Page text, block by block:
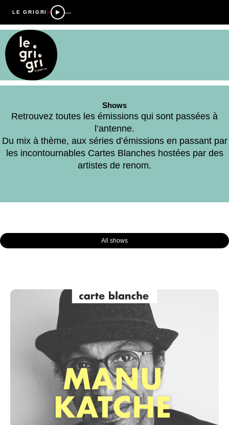
LE GRIGRI —
Shows
Retrouvez toutes les émissions qui sont passées à
l’antenne.
Du mix à thème, aux séries d’émissions en passant par
les incontournables Cartes Blanches hostées par des
artistes de renom.
All shows
PagePage Page